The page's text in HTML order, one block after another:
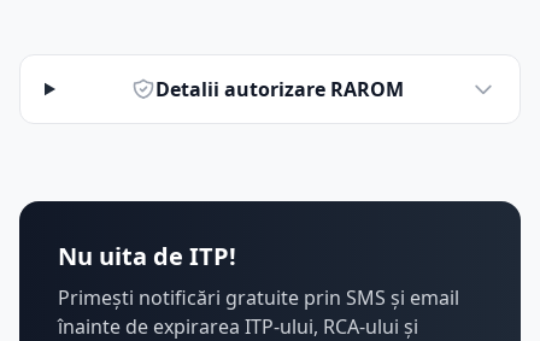
Detalii autorizare RAROM
Nu uita de ITP!
Primești notificări gratuite prin SMS și email
înainte de expirarea ITP-ului, RCA-ului și